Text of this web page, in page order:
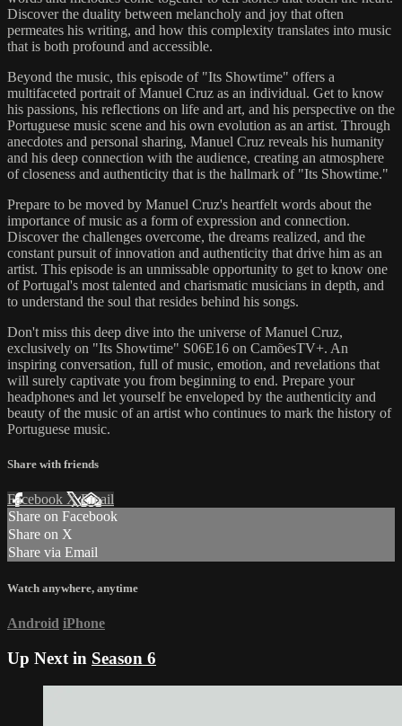
Discover the duality between melancholy and joy that often
permeates his writing, and how this complexity translates into music
that is both profound and accessible.
Beyond the music, this episode of "Its Showtime" offers a
multifaceted portrait of Manuel Cruz as an individual. Get to know
his passions, his reflections on life and art, and his perspective on the
Portuguese music scene and his own evolution as an artist. Through
anecdotes and personal sharing, Manuel Cruz reveals his humanity
and his deep connection with the audience, creating an atmosphere
of closeness and authenticity that is the hallmark of "Its Showtime."
Prepare to be moved by Manuel Cruz's heartfelt words about the
importance of music as a form of expression and connection.
Discover the challenges overcome, the dreams realized, and the
constant pursuit of innovation and authenticity that drive him as an
artist. This episode is an unmissable opportunity to get to know one
of Portugal's most talented and charismatic musicians in depth, and
to understand the soul that resides behind his songs.
Don't miss this deep dive into the universe of Manuel Cruz,
exclusively on "Its Showtime" S06E16 on CamõesTV+. An
inspiring conversation, full of music, emotion, and revelations that
will surely captivate you from beginning to end. Prepare your
headphones and let yourself be enveloped by the authenticity and
beauty of the music of an artist who continues to mark the history of
Portuguese music.
Share with friends
Facebook XEmail
Share on Facebook
Share on X
Share via Email
Watch anywhere, anytime
Android iPhone
Up Next in Season 6